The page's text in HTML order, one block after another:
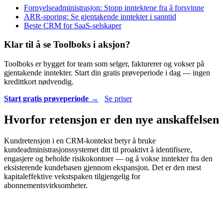
Fornyelseadministrasjon: Stopp inntektene fra å forsvinne
ARR-sporing: Se gjentakende inntekter i sanntid
Beste CRM for SaaS-selskaper
Klar til å se Toolboks i aksjon?
Toolboks er bygget for team som selger, fakturerer og vokser på
gjentakende inntekter. Start din gratis prøveperiode i dag — ingen
kredittkort nødvendig.
Start gratis prøveperiode →
Se priser
Hvorfor retensjon er den nye anskaffelsen
Kundretensjon i en CRM-kontekst betyr å bruke
kundeadministrasjonssystemet ditt til proaktivt å identifisere,
engasjere og beholde risikokontoer — og å vokse inntekter fra den
eksisterende kundebasen gjennom ekspansjon. Det er den mest
kapitaleffektive vekstspaken tilgjengelig for
abonnementsvirksomheter.